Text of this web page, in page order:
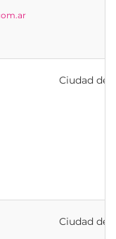
Ciudad de
Ciudad de